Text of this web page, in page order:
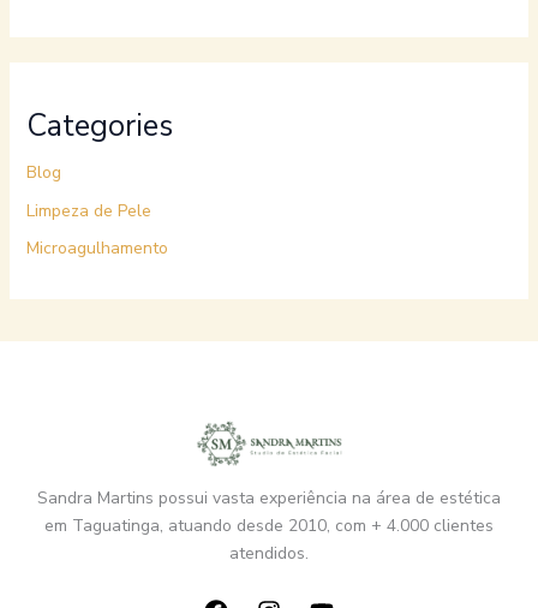
Categories
Blog
Limpeza de Pele
Microagulhamento
Sandra Martins possui vasta experiência na área de estética
em Taguatinga, atuando desde 2010, com + 4.000 clientes
atendidos.